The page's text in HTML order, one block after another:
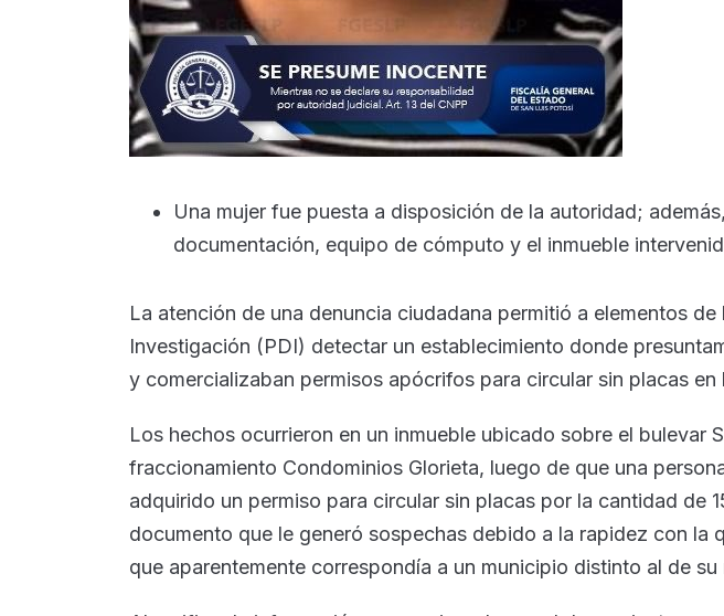
Una mujer fue puesta a disposición de la autoridad;
documentación, equipo de cómputo y el inmueble
La atención de una denuncia ciudadana permitió a elementos de
Investigación (PDI) detectar un establecimiento donde
y comercializaban permisos apócrifos para circular sin placas en
Los hechos ocurrieron en un inmueble ubicado sobre el bulevar
fraccionamiento Condominios Glorieta, luego de que una
adquirido un permiso para circular sin placas por la cantidad de
documento que le generó sospechas debido a la rapidez con la
que aparentemente correspondía a un municipio distinto al de su